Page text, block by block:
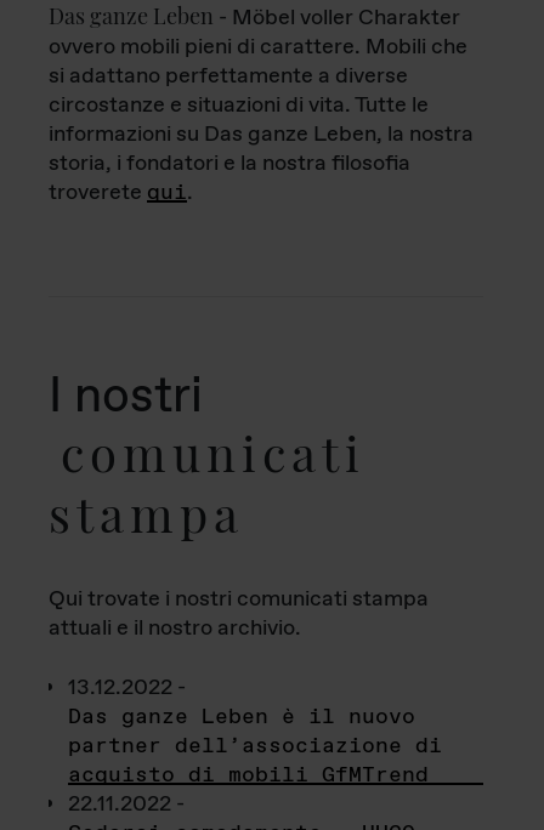
Das ganze Leben - Möbel voller Charakter
ovvero mobili pieni di carattere. Mobili che
si adattano perfettamente a diverse
circostanze e situazioni di vita. Tutte le
informazioni su Das ganze Leben, la nostra
storia, i fondatori e la nostra filosofia
troverete qui.
I nostri
comunicati
stampa
Qui trovate i nostri comunicati stampa
attuali e il nostro archivio.
13.12.2022 -
Das ganze Leben è il nuovo
partner dell’associazione di
acquisto di mobili GfMTrend
22.11.2022 -